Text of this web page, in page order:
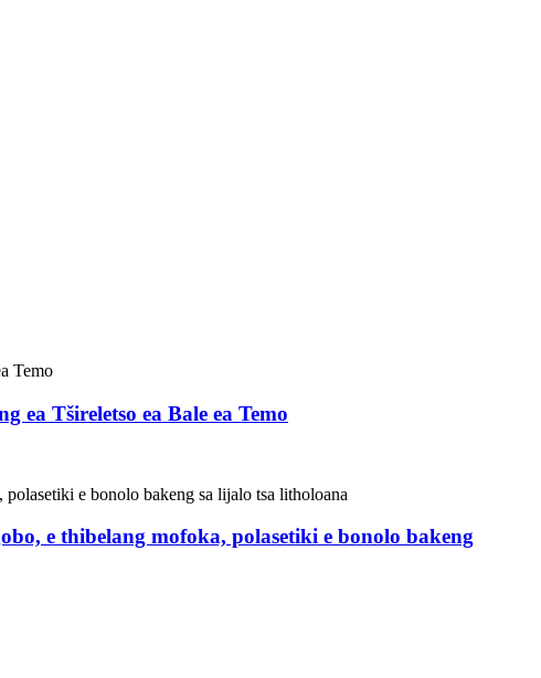
ea Tšireletso ea Bale ea Temo
e thibelang mofoka, polasetiki e bonolo bakeng